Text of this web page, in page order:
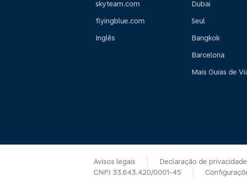
skyteam.com
flyingblue.com
Inglês
Dubai
Seul
Bangkok
Barcelona
Mais Guias de
Avisos legais Declaração de privacidade
CNPJ 33.643.420/0001-45